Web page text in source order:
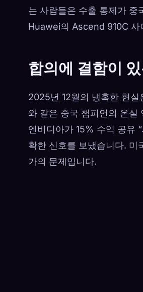
는 사람들은 수출 통제가 중
Huawei의 Ascend 910C 사
합의에 결함이
2025년 12월의 냉혹한 현
와 같은 중국 챔피언의 온
엔비디아가 15% 수익 공유
확한 신호를 보냈습니다. 미
가의 문제입니다.